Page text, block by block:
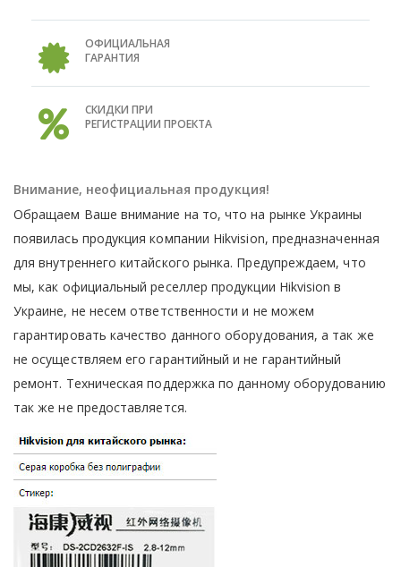
ОФИЦИАЛЬНАЯ
ГАРАНТИЯ
СКИДКИ ПРИ
РЕГИСТРАЦИИ ПРОЕКТА
Внимание, неофициальная продукция!
Обращаем Ваше внимание на то, что на рынке Украины
появилась продукция компании Hikvision, предназначенная
для внутреннего китайского рынка. Предупреждаем, что
мы, как официальный реселлер продукции Hikvision в
Украине, не несем ответственности и не можем
гарантировать качество данного оборудования, а так же
не осуществляем его гарантийный и не гарантийный
ремонт. Техническая поддержка по данному оборудованию
так же не предоставляется.